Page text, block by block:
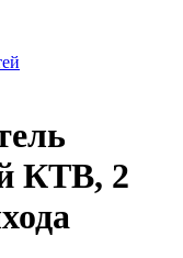
КТВ, 2